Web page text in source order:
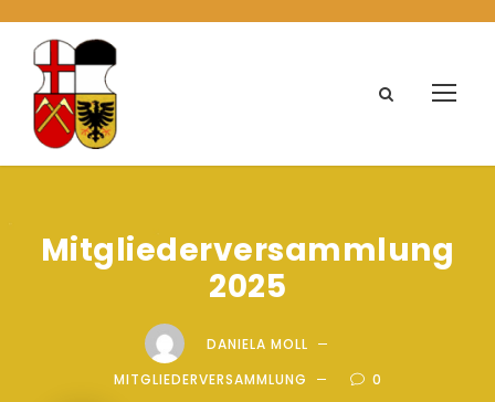
Mitgliederversammlung
2025
DANIELA MOLL
MITGLIEDERVERSAMMLUNG
0